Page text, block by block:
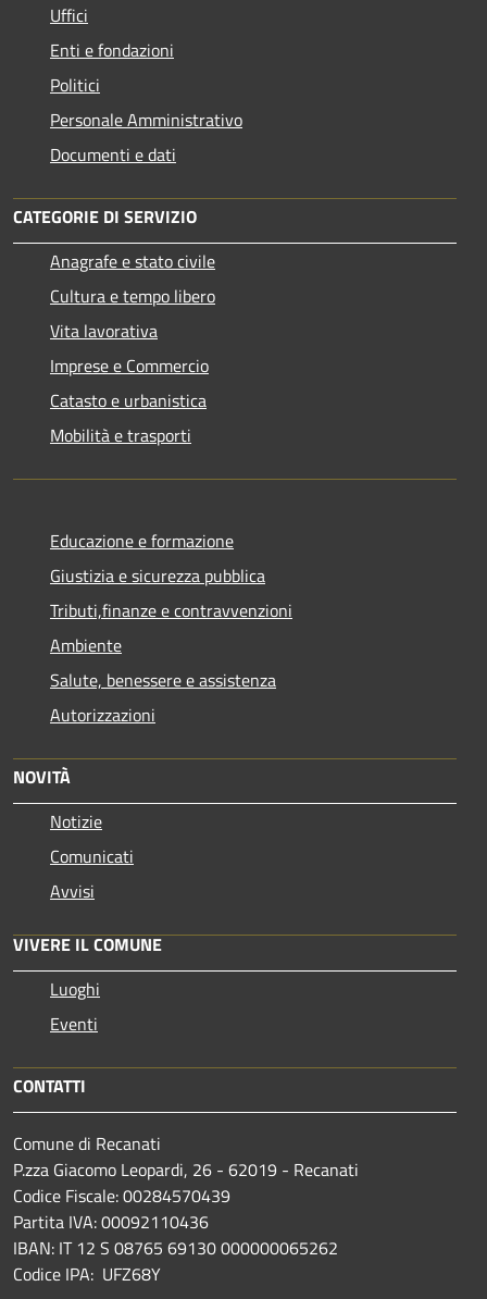
Uffici
Enti e fondazioni
Politici
Personale Amministrativo
Documenti e dati
CATEGORIE DI SERVIZIO
Anagrafe e stato civile
Cultura e tempo libero
Vita lavorativa
Imprese e Commercio
Catasto e urbanistica
Mobilità e trasporti
Educazione e formazione
Giustizia e sicurezza pubblica
Tributi,finanze e contravvenzioni
Ambiente
Salute, benessere e assistenza
Autorizzazioni
NOVITÀ
Notizie
Comunicati
Avvisi
VIVERE IL COMUNE
Luoghi
Eventi
CONTATTI
Comune di Recanati
P.zza Giacomo Leopardi, 26 - 62019 - Recanati
Codice Fiscale: 00284570439
Partita IVA: 00092110436
IBAN: IT 12 S 08765 69130 000000065262
Codice IPA: UFZ68Y